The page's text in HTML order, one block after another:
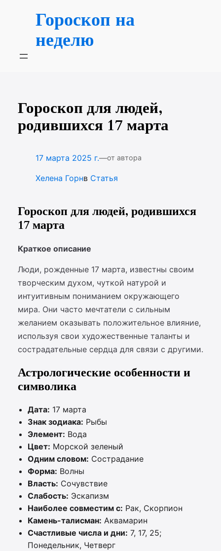
содержимомуГороскоп на
неделю
Гороскоп для людей,
родившихся 17 марта
17 марта 2025 г.—от автора
Хелена Горнв Статья
Гороскоп для людей, родившихся
17 марта
Краткое описание
Люди, рожденные 17 марта, известны своим
творческим духом, чуткой натурой и
интуитивным пониманием окружающего
мира. Они часто мечтатели с сильным
желанием оказывать положительное влияние,
используя свои художественные таланты и
сострадательные сердца для связи с другими.
Астрологические особенности и
символика
Дата: 17 марта
Знак зодиака: Рыбы
Элемент: Вода
Цвет: Морской зеленый
Одним словом: Сострадание
Форма: Волны
Власть: Сочувствие
Слабость: Эскапизм
Наиболее совместим с: Рак, Скорпион
Камень-талисман: Аквамарин
Счастливые числа и дни: 7, 17, 25;
Понедельник, Четверг